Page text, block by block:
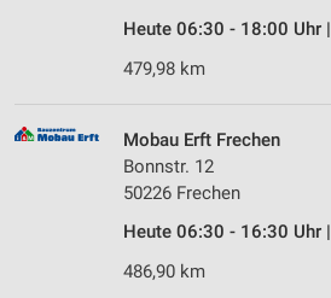
Heute 06:30 - 18:00 Uhr |
479,98 km
Mobau Erft Frechen
Bonnstr. 12
50226 Frechen
Heute 06:30 - 16:30 Uhr |
486,90 km